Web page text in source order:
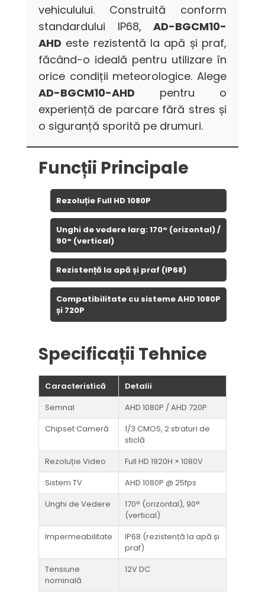
vehiculului. Construită conform
standardului IP68, AD-BGCM10-
AHD este rezistentă la apă și praf,
făcând-o ideală pentru utilizare în
orice condiții meteorologice. Alege
AD-BGCM10-AHD pentru o
experiență de parcare fără stres și
o siguranță sporită pe drumuri.
Funcții Principale
Rezoluție Full HD 1080P
Unghi de vedere larg: 170° (orizontal) /
90° (vertical)
Rezistență la apă și praf (IP68)
Compatibilitate cu sisteme AHD 1080P
și 720P
Specificații Tehnice
Caracteristică
Detalii
Semnal
AHD 1080P / AHD 720P
Chipset Cameră
1/3 CMOS, 2 straturi de
sticlă
Rezoluție Video
Full HD 1920H × 1080V
Sistem TV
AHD 1080P @ 25fps
Unghi de Vedere
170° (orizontal), 90°
(vertical)
Impermeabilitate
IP68 (rezistență la apă și
praf)
Tensiune
nominală
12V DC